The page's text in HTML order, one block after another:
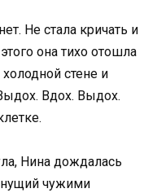
Не стала кричать и
она тихо отошла
стене и
Вдох. Выдох.
Нина дождалась
чужими